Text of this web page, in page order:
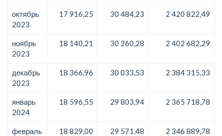
октябрь
2023
17 916,25 30 484,23 2 420 822,49
ноябрь
2023
18 140,21 30 260,28 2 402 682,29
декабрь
2023
18 366,96 30 033,53 2 384 315,33
январь
2024
18 596,55 29 803,94 2 365 718,78
февраль
18 829,00 29 571,48 2 346 889,78